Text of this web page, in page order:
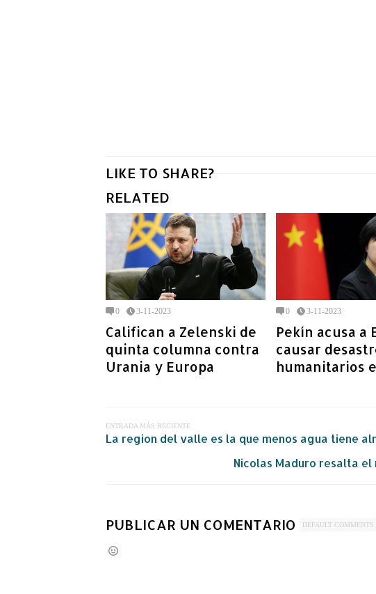
LIKE TO SHARE?
RELATED
0 3-11-2023
Califican a Zelenski de
quinta columna contra
Urania y Europa
0 3-11-2023
Pekín acusa a
causar
humanitarios
ENTRADA MÁS RECIENTE
La region del valle es la que menos agua tiene
Nicolas Maduro resalta
PUBLICAR UN COMENTARIO DEFAULT COMMENTS